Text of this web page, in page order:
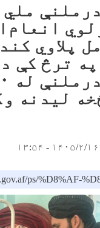
پلاوي
ترڅ کې د
لیدنه
ps/%D8%AF-